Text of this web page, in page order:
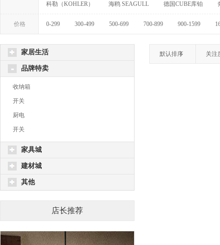
科勒（KOHLER） 海鸥 SEAGULL 德国CUBE库铂
价格 0-299 300-499 500-699 700-899 900-1599
家居生活
品牌特卖
收纳箱
开关
厨电
开关
家具城
建材城
其他
店长推荐
默认排序 关注